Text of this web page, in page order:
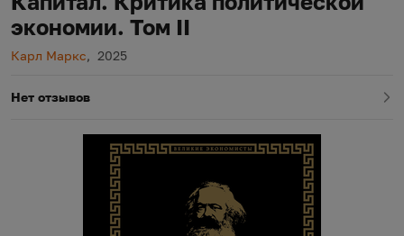
экономии. Том II
Автор
Карл Маркс, Год издания
2025
Нет отзывов